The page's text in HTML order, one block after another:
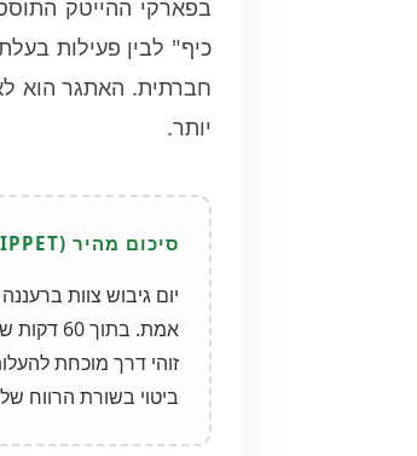
בפארקי ההייטק
כיף" לבין פעילות
חברתית. האתגר הוא
יותר.
יום גיבוש צוות
אמת.
זוהי דרך מוכחת
ביטוי בשורת הרווח